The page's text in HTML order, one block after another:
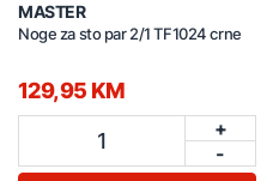
MASTER
Noge za sto par 2/1 TF1024 crne
129,95 KM
1
+
-